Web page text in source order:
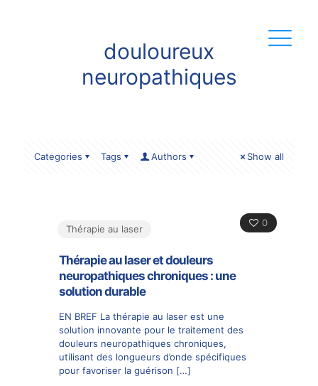
douloureux
neuropathiques
Categories Tags Authors Show all
0
Thérapie au laser
Thérapie au laser et douleurs
neuropathiques chroniques : une
solution durable
EN BREF La thérapie au laser est une
solution innovante pour le traitement des
douleurs neuropathiques chroniques,
utilisant des longueurs d’onde spécifiques
pour favoriser la guérison […]